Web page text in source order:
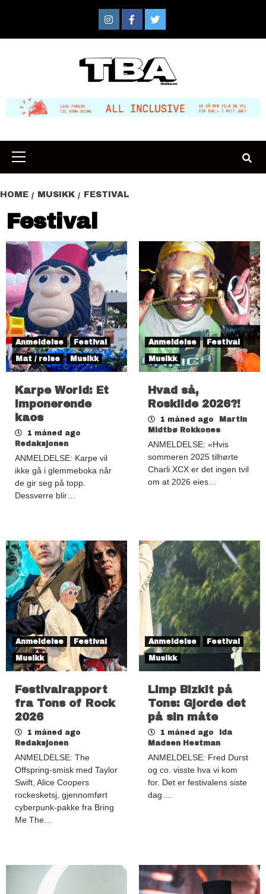
content
InstagramFacebook
Twitter
Primary
Menu
HOME MUSIKK FESTIVAL
Festival
Anmeldelse
Festival
Mat / reise
Musikk
Karpe World: Et
imponerende
kaos
1 måned ago
Redaksjonen
ANMELDELSE: Karpe vil
ikke gå i glemmeboka når
de gir seg på topp.
Dessverre blir…
Anmeldelse
Festival
Musikk
Hvad så,
Roskilde 2026?!
1 måned ago
Martin
Midtbø Rokkones
ANMELDELSE: «Hvis
sommeren 2025 tilhørte
Charli XCX er det ingen tvil
om at 2026 eies…
Anmeldelse
Festival
Musikk
Festivalrapport
fra Tons of Rock
2026
1 måned ago
Redaksjonen
ANMELDELSE: The
Offspring-smisk med Taylor
Swift, Alice Coopers
rockesketsj, gjennomført
cyberpunk-pakke fra Bring
Me The…
Anmeldelse
Festival
Musikk
Limp Bizkit på
Tons: Gjorde det
på sin måte
1 måned ago
Ida
Madsen Hestman
ANMELDELSE: Fred Durst
og co. visste hva vi kom
for. Det er festivalens siste
dag….